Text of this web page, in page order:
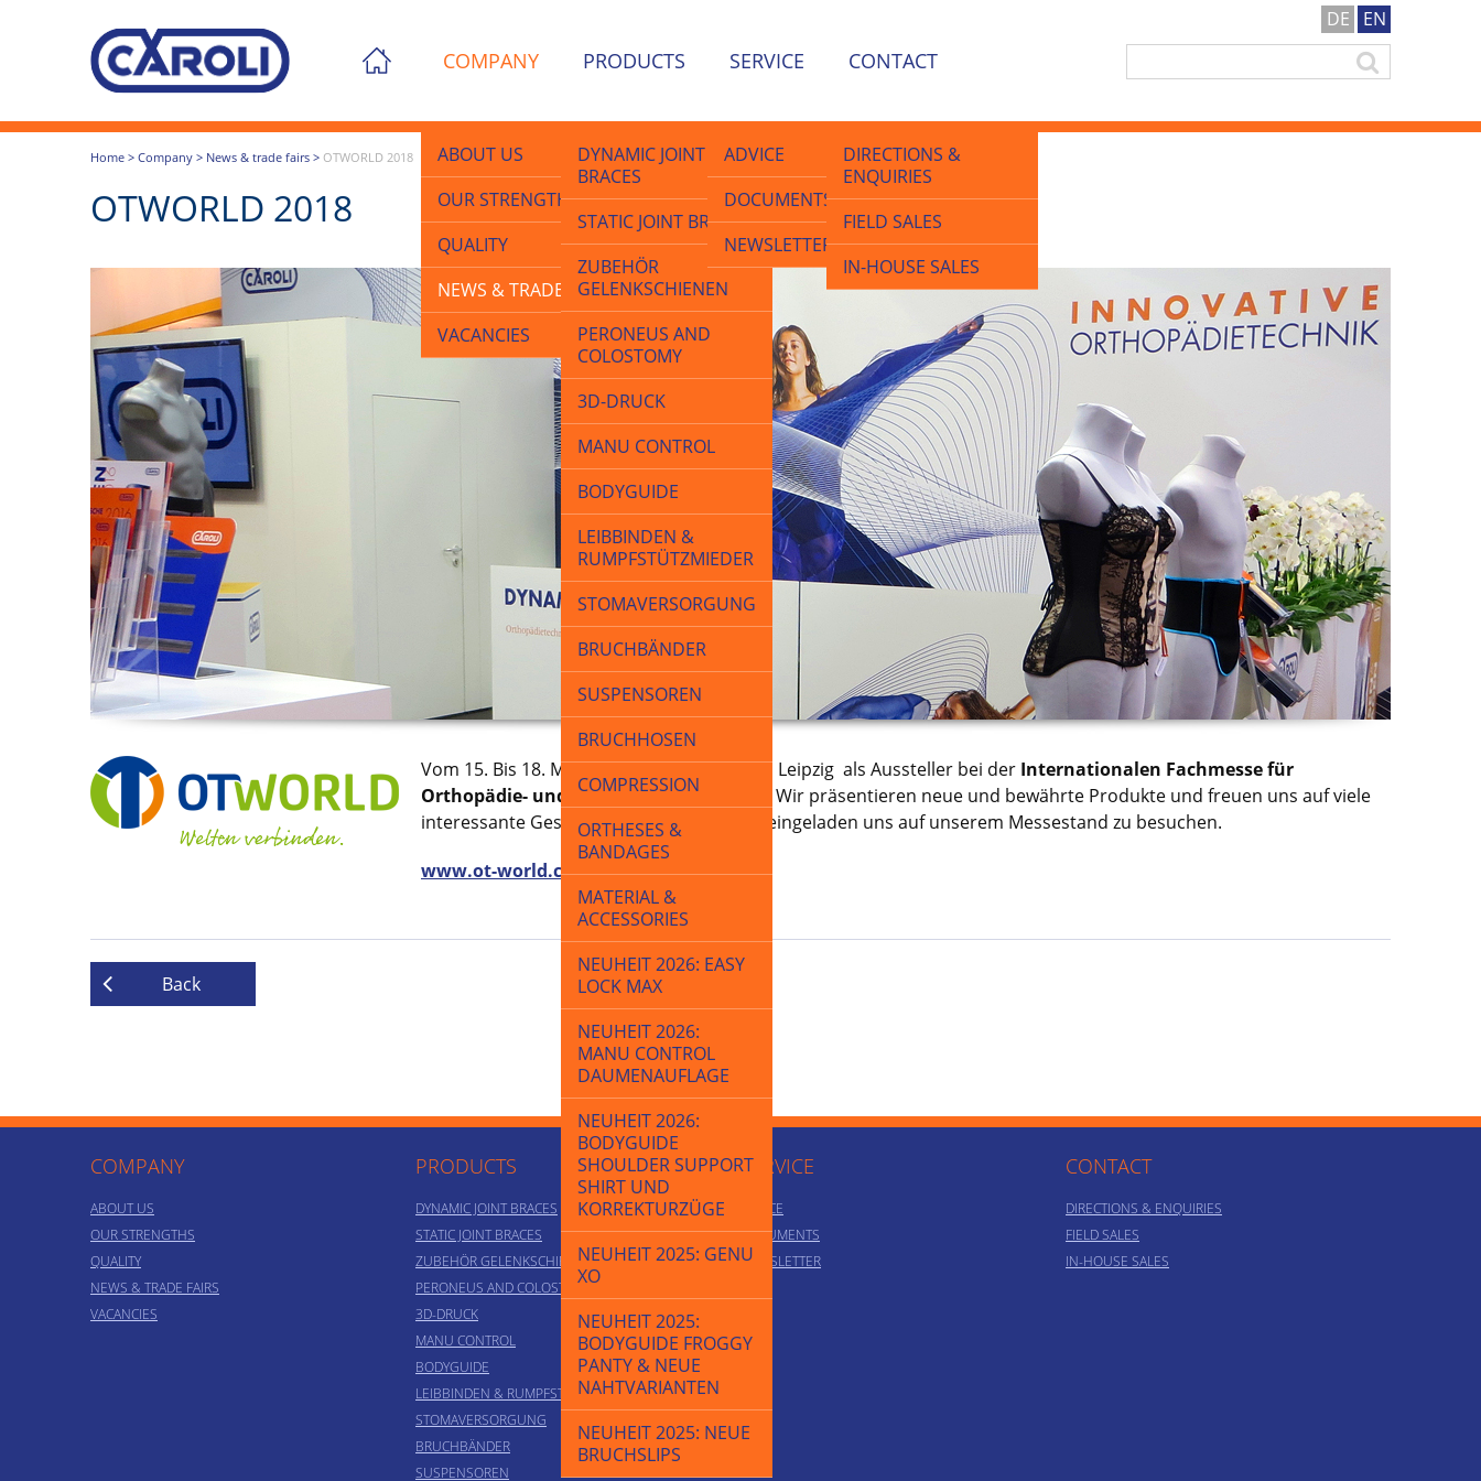
COMPANY
ABOUT US
OUR STRENGTHS
QUALITY
NEWS & TRADE FAIRS
VACANCIES
PRODUCTS
DYNAMIC JOINT
BRACES
STATIC JOINT BRACES
ZUBEHÖR
GELENKSCHIENEN
PERONEUS AND
COLOSTOMY
3D-DRUCK
MANU CONTROL
BODYGUIDE
LEIBBINDEN &
RUMPFSTÜTZMIEDER
STOMAVERSORGUNG
BRUCHBÄNDER
SUSPENSOREN
BRUCHHOSEN
COMPRESSION
ORTHESES &
BANDAGES
MATERIAL &
ACCESSORIES
NEUHEIT 2026: EASY
LOCK MAX
NEUHEIT 2026:
MANU CONTROL
DAUMENAUFLAGE
NEUHEIT 2026:
BODYGUIDE
SHOULDER SUPPORT
SHIRT UND
KORREKTURZÜGE
NEUHEIT 2025: GENU
XO
NEUHEIT 2025:
BODYGUIDE FROGGY
PANTY & NEUE
NAHTVARIANTEN
NEUHEIT 2025: NEUE
BRUCHSLIPS
SERVICE
ADVICE
DOCUMENTS
NEWSLETTER
CONTACT
DIRECTIONS &
ENQUIRIES
FIELD SALES
IN-HOUSE SALES
DE EN
Home > Company > News & trade fairs > OTWORLD 2018
OTWORLD 2018
Vom 15. Bis 18. Mai 2018 sind wir wieder in Leipzig als Aussteller bei der Internationalen Fachmesse für
Orthopädie- und Rehatechnikvertreten. Wir präsentieren neue und bewährte Produkte und freuen uns auf viele
interessante Gespräche. Sie sind herzlich eingeladen uns auf unserem Messestand zu besuchen.
www.ot-world.com
Back
COMPANY
ABOUT US
OUR STRENGTHS
QUALITY
NEWS & TRADE FAIRS
VACANCIES
PRODUCTS
DYNAMIC JOINT BRACES
STATIC JOINT BRACES
ZUBEHÖR GELENKSCHIENEN
PERONEUS AND COLOSTOMY
3D-DRUCK
MANU CONTROL
BODYGUIDE
LEIBBINDEN & RUMPFSTÜTZMIEDER
STOMAVERSORGUNG
BRUCHBÄNDER
SUSPENSOREN
SERVICE
ADVICE
DOCUMENTS
NEWSLETTER
CONTACT
DIRECTIONS & ENQUIRIES
FIELD SALES
IN-HOUSE SALES